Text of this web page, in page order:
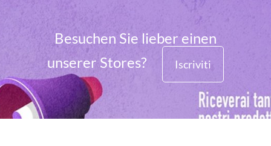
Besuchen Sie lieber einen
unserer Stores?
Iscriviti